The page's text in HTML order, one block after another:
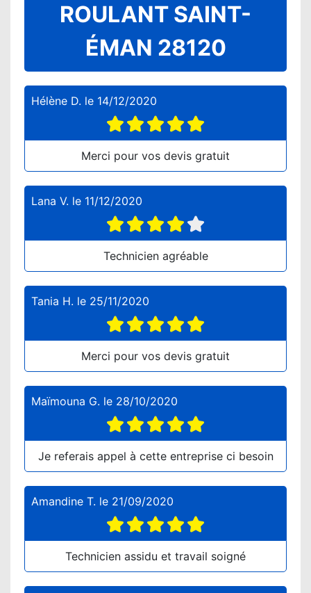
ROULANT SAINT-
ÉMAN 28120
Hélène D. le 14/12/2020
Merci pour vos devis gratuit
Lana V. le 11/12/2020
Technicien agréable
Tania H. le 25/11/2020
Merci pour vos devis gratuit
Maïmouna G. le 28/10/2020
Je referais appel à cette entreprise ci besoin
Amandine T. le 21/09/2020
Technicien assidu et travail soigné